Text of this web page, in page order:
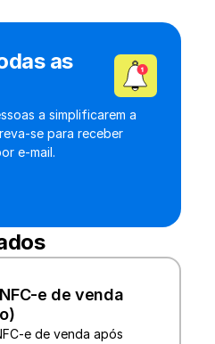
as
a simplificarem a
se para receber
e-mail.
e de venda
e de venda após